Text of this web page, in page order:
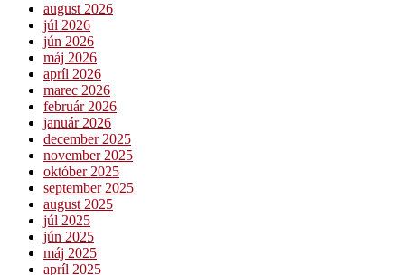
august 2026
júl 2026
jún 2026
máj 2026
apríl 2026
marec 2026
február 2026
január 2026
december 2025
november 2025
október 2025
september 2025
august 2025
júl 2025
jún 2025
máj 2025
apríl 2025